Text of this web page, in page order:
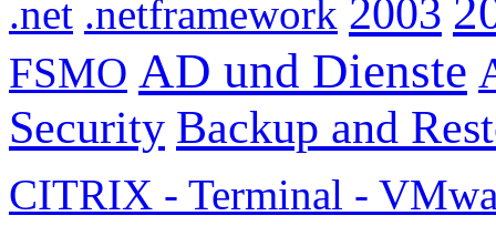
.net .netframework 2003
FSMO AD und Dienste
Security Backup and
CITRIX - Terminal -